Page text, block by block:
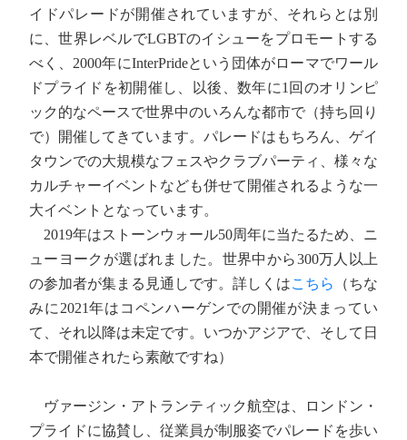
イドパレードが開催されていますが、それらとは別
に、世界レベルでLGBTのイシューをプロモートする
べく、2000年にInterPrideという団体がローマでワール
ドプライドを初開催し、以後、数年に1回のオリンピ
ック的なペースで世界中のいろんな都市で（持ち回り
で）開催してきています。パレードはもちろん、ゲイ
タウンでの大規模なフェスやクラブパーティ、様々な
カルチャーイベントなども併せて開催されるような一
大イベントとなっています。
2019年はストーンウォール50周年に当たるため、ニ
ューヨークが選ばれました。世界中から300万人以上
の参加者が集まる見通しです。詳しくはこちら
（ちな
みに2021年はコペンハーゲンでの開催が決まってい
て、それ以降は未定です。いつかアジアで、そして日
本で開催されたら素敵ですね）
ヴァージン・アトランティック航空は、ロンドン・
プライドに協賛し、従業員が制服姿でパレードを歩い